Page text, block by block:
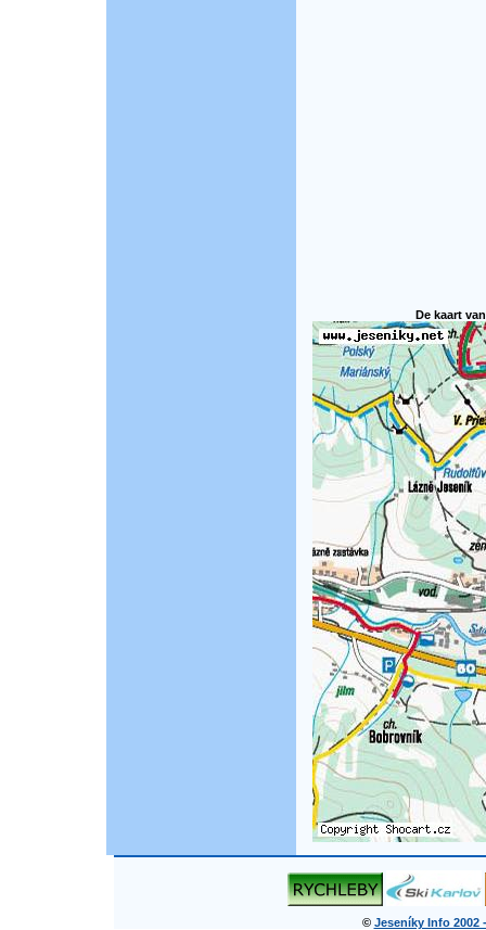
De kaart
© Jeseníky Info 2002